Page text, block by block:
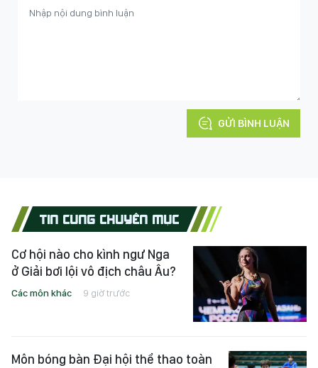
GỬI BÌNH LUẬN
TIN CÙNG CHUYÊN MỤC
Cơ hội nào cho kình ngư Nga
ở Giải bơi lội vô địch châu Âu?
Các môn khác 9 giờ trước
Môn bóng bàn Đại hội thể thao toàn